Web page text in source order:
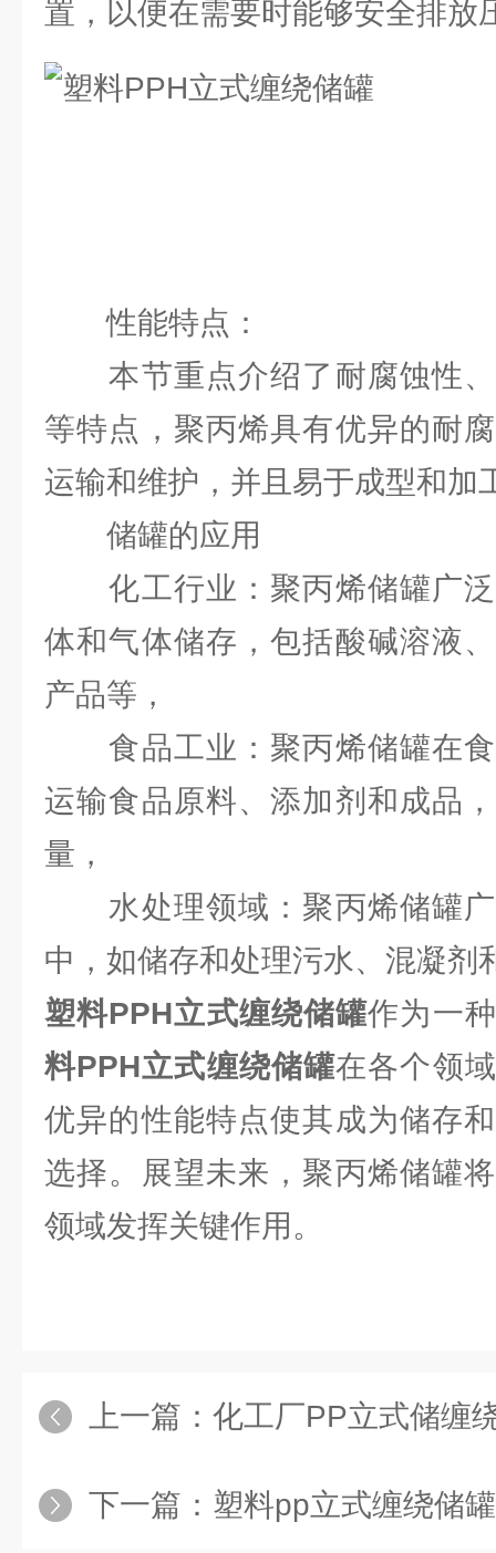
置，以便在需要时能够安全排放
性能特点：
本节重点介绍了耐腐蚀性、
等特点，聚丙烯具有优异的耐
运输和维护，并且易于成型和加
储罐的应用
化工行业：聚丙烯储罐广泛
体和气体储存，包括酸碱溶液
产品等，
食品工业：聚丙烯储罐在食
运输食品原料、添加剂和成品
量，
水处理领域：聚丙烯储罐广
中，如储存和处理污水、混凝剂
塑料PPH立式缠绕储罐作为一
料PPH立式缠绕储罐在各个领
优异的性能特点使其成为储存
选择。展望未来，聚丙烯储罐
领域发挥关键作用。
上一篇： 化工厂PP立式储缠
下一篇： 塑料pp立式缠绕储罐